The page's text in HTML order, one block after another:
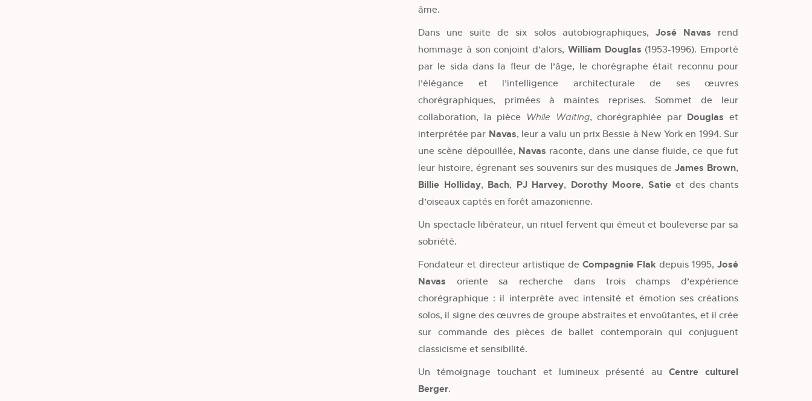
âme.
Dans une suite de six solos autobiographiques, José Navas rend
hommage à son conjoint d’alors, William Douglas (1953-1996). Emporté
par le sida dans la fleur de l’âge, le chorégraphe était reconnu pour
l’élégance et l’intelligence architecturale de ses œuvres
chorégraphiques, primées à maintes reprises. Sommet de leur
collaboration, la pièce
While Waiting, chorégraphiée par Douglas et
interprétée par Navas, leur a valu un prix Bessie à New York en 1994. Sur
une scène dépouillée, Navas raconte, dans une danse fluide, ce que fut
leur histoire, égrenant ses souvenirs sur des musiques de James Brown,
Billie Holliday, Bach, PJ Harvey, Dorothy Moore, Satieet des chants
d’oiseaux captés en forêt amazonienne.
Un spectacle libérateur, un rituel fervent qui émeut et bouleverse par sa
sobriété.
Fondateur et directeur artistique de Compagnie Flak depuis 1995, José
Navas oriente sa recherche dans trois champs d’expérience
chorégraphique : il interprète avec intensité et émotion ses créations
solos, il signe des œuvres de groupe abstraites et envoûtantes, et il crée
sur commande des pièces de ballet contemporain qui conjuguent
classicisme et sensibilité.
Un témoignage touchant et lumineux présenté au Centre culturel
Berger.